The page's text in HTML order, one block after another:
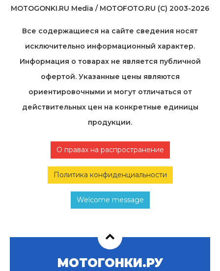
MOTOGONKI.RU Media / MOTOFOTO.RU (C) 2003-2026
Все содержащиеся на cайте сведения носят
исключительно информационный характер.
Информация о товарах не является публичной
офертой. Указанные цены являются
ориентировочными и могут отличаться от
действительных цен на конкретные единицы
продукции.
О правах на распространение
Политика конфиденциальности
Welcome message
МОТОГОНКИ.РУ